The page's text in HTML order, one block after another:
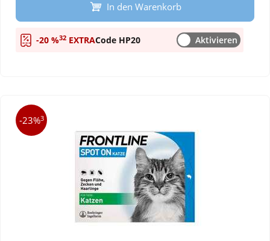
In den Warenkorb
-20 %32 EXTRACode HP20 Aktivieren
-23%3